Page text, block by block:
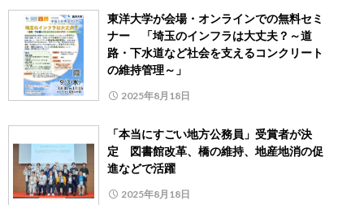
東洋大学が会場・オンラインでの無料セミ
ナー 「埼玉のインフラは大丈夫？～道
路・下水道など社会を支えるコンクリート
の維持管理～」
2025年8月18日
「本当にすごい地方公務員」受賞者が決
定 図書館改革、橋の維持、地産地消の促
進などで活躍
2025年8月18日